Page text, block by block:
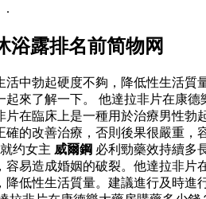
.
浴露排名前简物网
中勃起硬度不夠，降低性生活
來了解一下。 他達拉非片在康
在臨床上是一種用於治療男性
的改善治療，否則後果很嚴重
约女主 威爾鋼 必利勁藥效持續多
易造成婚姻的破裂。他達拉非
低性生活質量。建議進行及時